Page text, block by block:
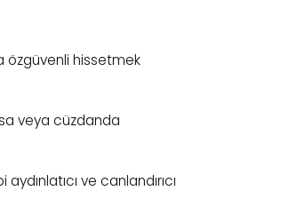
özgüvenli hissetmek
veya cüzdanda
ve canlandırıcı